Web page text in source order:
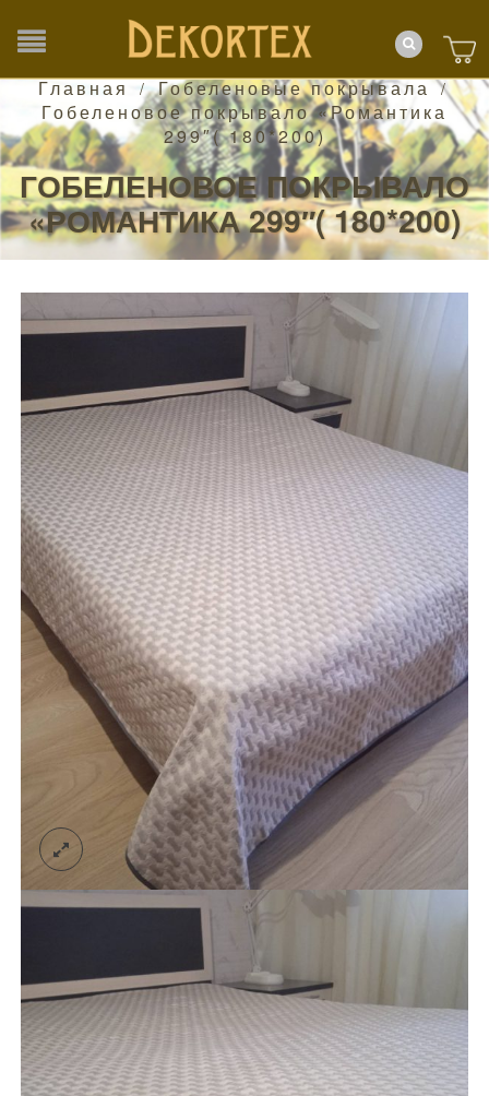
Главная / Гобеленовые покрывала /
Гобеленовое покрывало «Романтика
299″( 180*200)
ГОБЕЛЕНОВОЕ ПОКРЫВАЛО
«РОМАНТИКА 299″( 180*200)